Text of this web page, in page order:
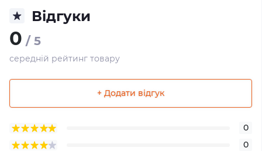
Відгуки
0 / 5
середній рейтинг товару
+ Додати відгук
0
0